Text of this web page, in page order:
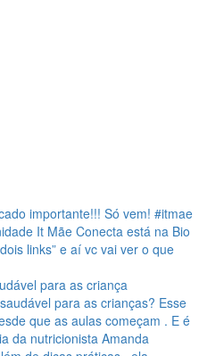
para as criança